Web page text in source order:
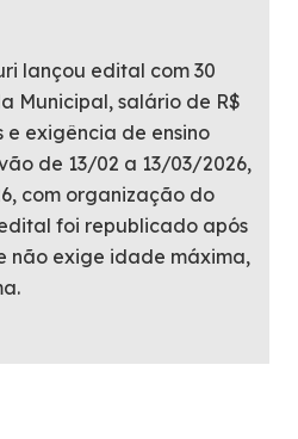
lançou edital com 30
Municipal, salário de R$
e exigência de ensino
de 13/02 a 13/03/2026,
com organização do
foi republicado após
não exige idade máxima,